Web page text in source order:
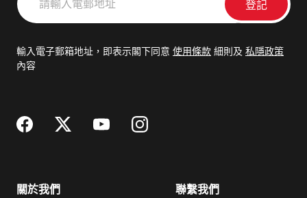
輸
郵
輸入電子郵箱地址，即表示閣下同意 使用條款 細則及 私隱政策
內容
關於我們 聯繫我們